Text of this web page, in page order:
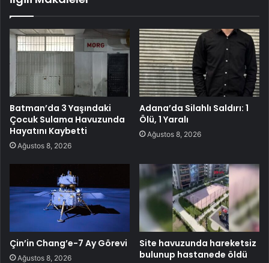
Batman’da 3 Yaşındaki
Çocuk Sulama Havuzunda
Hayatını Kaybetti
Ağustos 8, 2026
Adana’da Silahlı Saldırı: 1
Ölü, 1 Yaralı
Ağustos 8, 2026
Çin’in Chang’e-7 Ay Görevi
Ağustos 8, 2026
Site havuzunda hareketsiz
bulunup hastanede öldü